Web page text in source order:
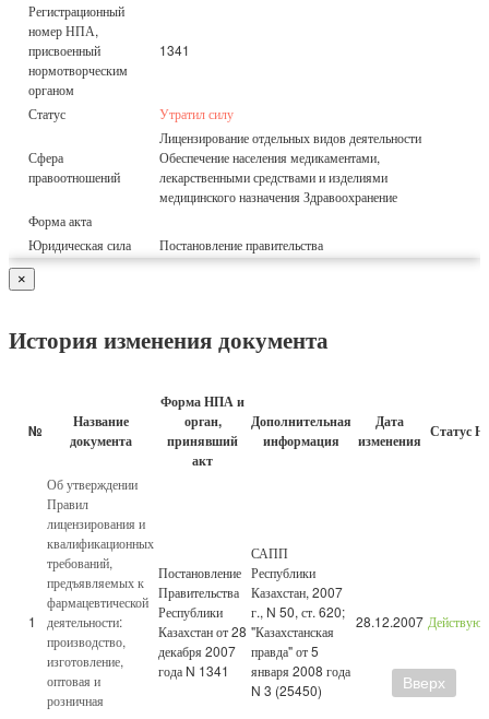
Регистрационный
номер НПА,
присвоенный
нормотворческим
органом
1341
Статус Утратил силу
Сфера
правоотношений
Лицензирование отдельных видов деятельности
Обеспечение населения медикаментами,
лекарственными средствами и изделиями
медицинского назначения Здравоохранение
Форма акта
Юридическая сила
Постановление правительства
×
История изменения документа
№
Название
документа
Форма НПА и
орган,
принявший
акт
Дополнительная
информация
Дата
изменения Статус
1
Об утверждении
Правил
лицензирования и
квалификационных
требований,
предъявляемых к
фармацевтической
деятельности:
производство,
изготовление,
оптовая и
розничная
Постановление
Правительства
Республики
Казахстан от 28
декабря 2007
года N 1341
САПП
Республики
Казахстан, 2007
г., N 50, ст. 620;
"Казахстанская
правда" от 5
января 2008 года
N 3 (25450)
28.12.2007
Вверх